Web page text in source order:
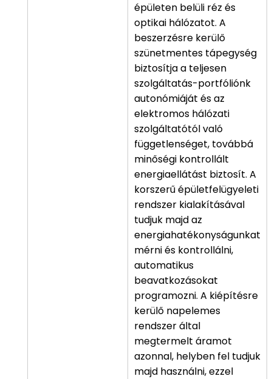
épületen belüli réz és
optikai hálózatot. A
beszerzésre kerülő
szünetmentes tápegység
biztosítja a teljesen
szolgáltatás-portfóliónk
autonómiáját és az
elektromos hálózati
szolgáltatótól való
függetlenséget, továbbá
minőségi kontrollált
energiaellátást biztosít. A
korszerű épületfelügyeleti
rendszer kialakításával
tudjuk majd az
energiahatékonyságunkat
mérni és kontrollálni,
automatikus
beavatkozásokat
programozni. A kiépítésre
kerülő napelemes
rendszer által
megtermelt áramot
azonnal, helyben fel tudjuk
majd használni, ezzel